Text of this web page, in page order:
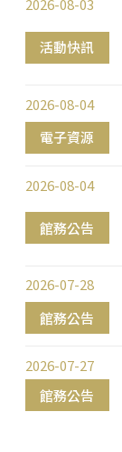
活動快訊
2026-08-03
電子資源
2026-08-04
館務公告
2026-08-04
館務公告
2026-07-28
館務公告
2026-07-27